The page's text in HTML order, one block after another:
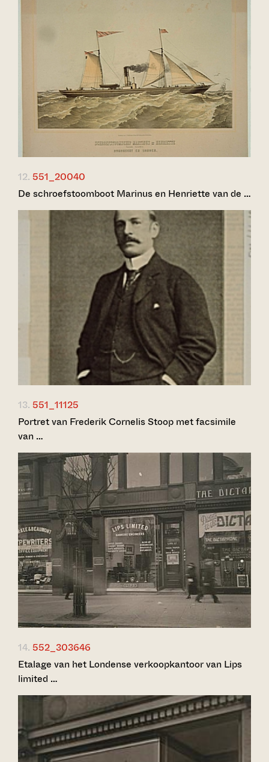
12. 551_20040
De schroefstoomboot Marinus en Henriette van de …
13. 551_11125
Portret van Frederik Cornelis Stoop met facsimile
van …
14. 552_303646
Etalage van het Londense verkoopkantoor van Lips
limited …